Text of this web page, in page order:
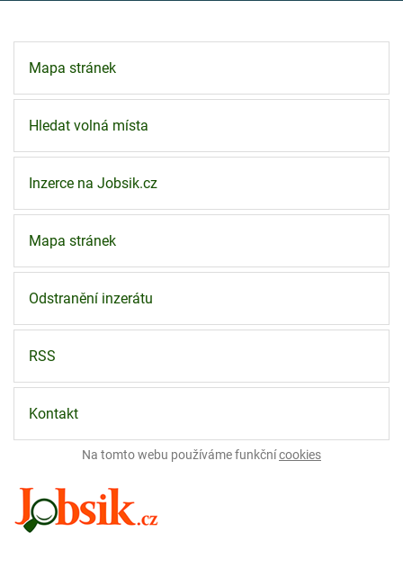
Mapa stránek
Hledat volná místa
Inzerce na Jobsik.cz
Mapa stránek
Odstranění inzerátu
RSS
Kontakt
Na tomto webu používáme funkčnícookies